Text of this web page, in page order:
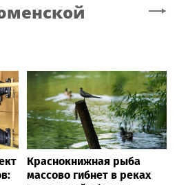
Краснокнижная рыба
массово гибнет в реках